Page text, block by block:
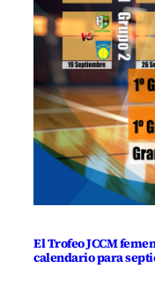
El Trofeo JCCM
calendario para